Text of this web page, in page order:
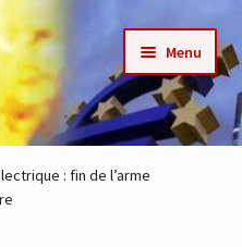
Menu
: fin de l’arme